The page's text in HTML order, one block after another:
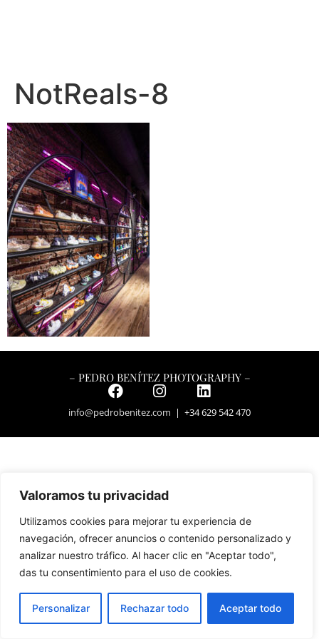
Valoramos tu privacidad
Utilizamos cookies para mejorar tu experiencia de
navegación, ofrecer anuncios o contenido personalizado y
analizar nuestro tráfico. Al hacer clic en "Aceptar todo",
das tu consentimiento para el uso de cookies.
Personalizar Rechazar todo Aceptar todo
NotReals-8
– PEDRO BENÍTEZ PHOTOGRAPHY –
info@pedrobenitez.com | +34 629 542 470